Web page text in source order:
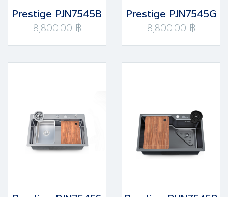
Prestige PJN7545B
8,800.00 ฿
Prestige PJN7545G
8,800.00 ฿